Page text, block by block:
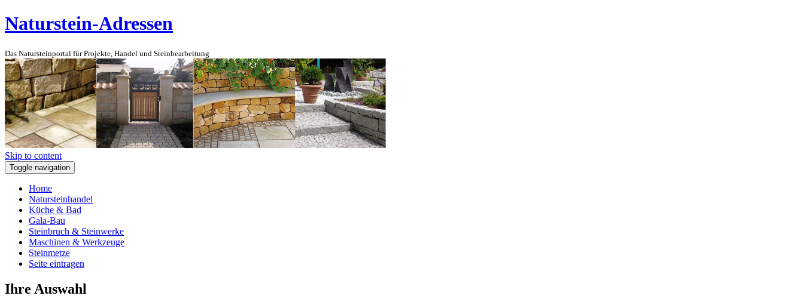
Naturstein-Adressen
Das Natursteinportal für Projekte, Handel und Steinbearbeitung
Skip to content
Toggle navigation
Home
Natursteinhandel
Küche & Bad
Gala-Bau
Steinbruch & Steinwerke
Maschinen & Werkzeuge
Steinmetze
Seite eintragen
Ihre Auswahl